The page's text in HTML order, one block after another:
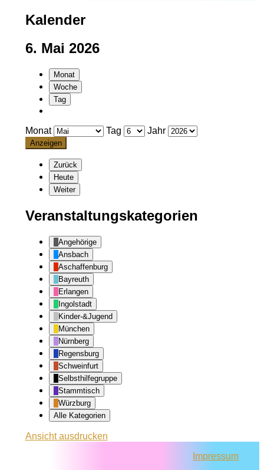
Kalender
6. Mai 2026
Monat
Woche
Tag
Monat Tag Jahr
Zurück
Heute
Weiter
Veranstaltungskategorien
Angehörige
Ansbach
Aschaffenburg
Bayreuth
Erlangen
Ingolstadt
Kinder-&Jugend
München
Nürnberg
Regensburg
Schweinfurt
Selbsthilfegruppe
Stammtisch
Würzburg
Alle Kategorien
Ansichtausdrucken
Impressum